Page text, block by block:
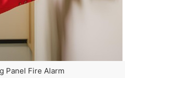
Panel Fire Alarm